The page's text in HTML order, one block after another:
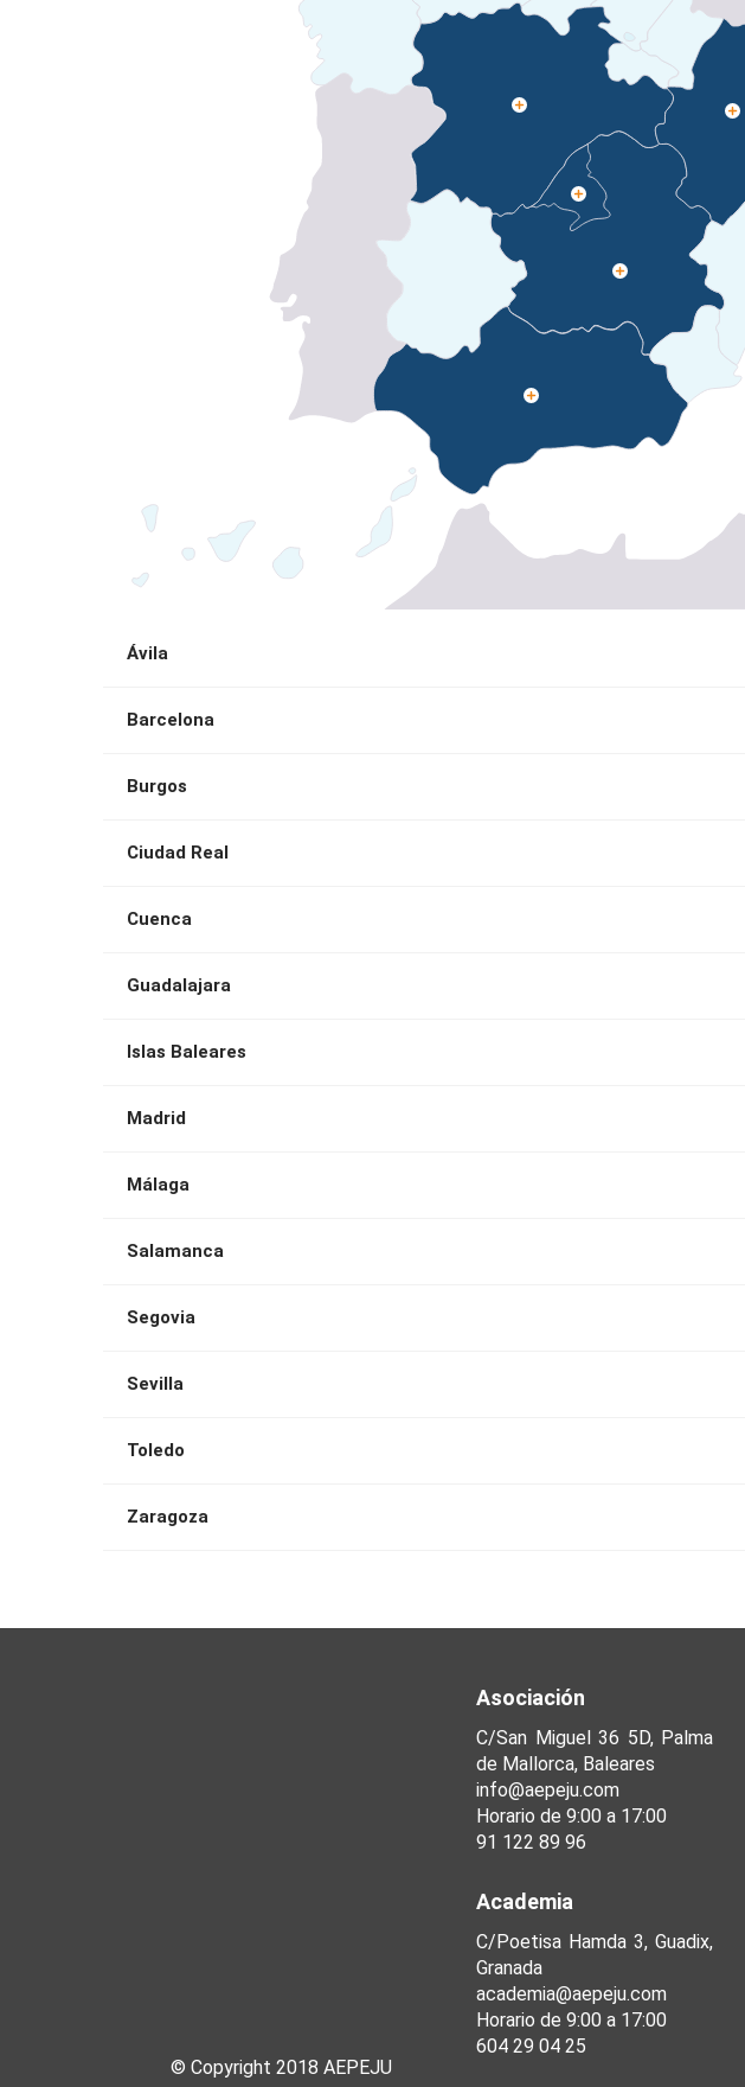
Ávila
Barcelona
Burgos
Ciudad Real
Cuenca
Guadalajara
Islas Baleares
Madrid
Málaga
Salamanca
Segovia
Sevilla
Toledo
Zaragoza
© Copyright 2018 AEPEJU
Asociación
C/San Miguel 36 5D, Palma
de Mallorca, Baleares
info@aepeju.com
Horario de 9:00 a 17:00
91 122 89 96
Academia
C/Poetisa Hamda 3, Guadix,
Granada
academia@aepeju.com
Horario de 9:00 a 17:00
604 29 04 25